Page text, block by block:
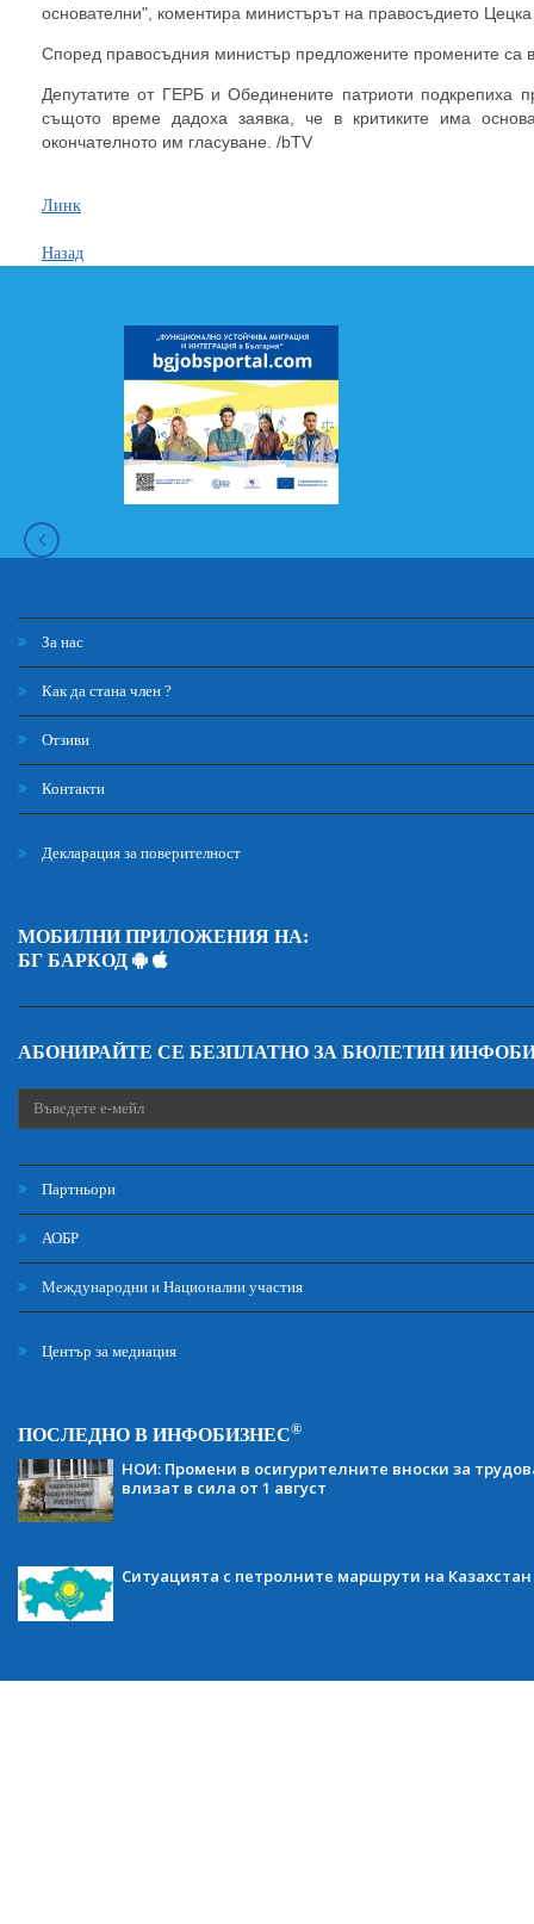
основателни", коментира министърът на правосъдието
Според правосъдния министър предложените промените са
Депутатите от ГЕРБ и Обединените патриоти подкрепиха
същото време дадоха заявка, че в критиките има
окончателното им гласуване. /bTV
Линк
Назад
За нас
Как да стана член ?
Отзиви
Контакти
Декларация за поверителност
МОБИЛНИ ПРИЛОЖЕНИЯ НА:
БГ БАРКОД
АБОНИРАЙТЕ СЕ БЕЗПЛАТНО ЗА БЮЛЕТИН
Партньори
АОБР
Международни и Национални участия
Център за медиация
ПОСЛЕДНО В ИНФОБИЗНЕС®
НОИ: Промени в осигурителните вноски за
влизат в сила от 1 август
Ситуацията с петролните маршрути на Казахстан